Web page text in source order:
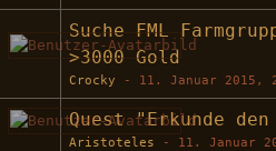
Suche FML
>3000 Gold
Crocky - 11. Januar 2015,
Quest "Erkunde den
Aristoteles - 11. Januar